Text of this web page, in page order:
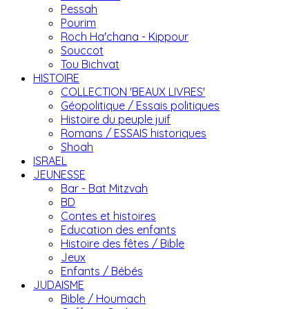
Pessah
Pourim
Roch Ha'chana - Kippour
Souccot
Tou Bichvat
HISTOIRE
COLLECTION 'BEAUX LIVRES'
Géopolitique / Essais politiques
Histoire du peuple juif
Romans / ESSAIS historiques
Shoah
ISRAEL
JEUNESSE
Bar - Bat Mitzvah
BD
Contes et histoires
Education des enfants
Histoire des fêtes / Bible
Jeux
Enfants / Bébés
JUDAISME
Bible / Houmach